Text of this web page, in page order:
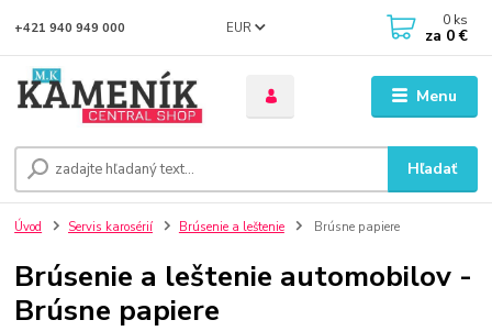
Menu
EUR
Hľadať
+421 940 949 000 0 ks
za 0 €
Úvod Servis karosérií Brúsenie a leštenie Brúsne papiere
Brúsenie a leštenie automobilov -
Brúsne papiere